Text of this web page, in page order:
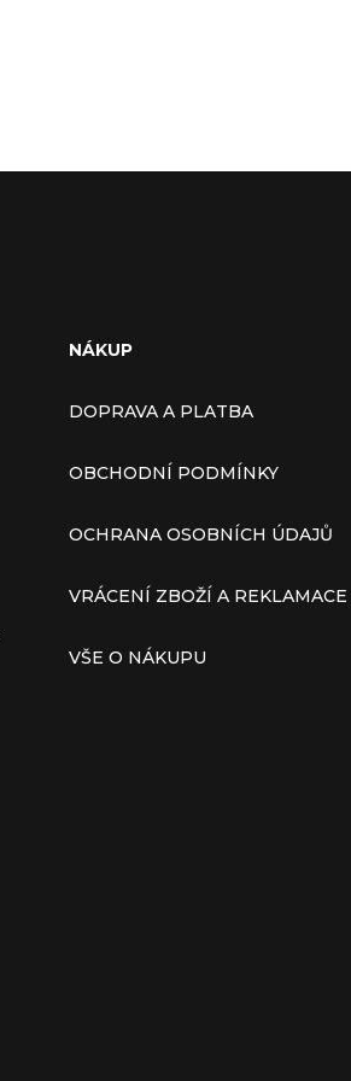
NÁKUP
DOPRAVA A PLATBA
OBCHODNÍ PODMÍNKY
OCHRANA OSOBNÍCH ÚDAJŮ
VRÁCENÍ ZBOŽÍ A REKLAMACE
VŠE O NÁKUPU